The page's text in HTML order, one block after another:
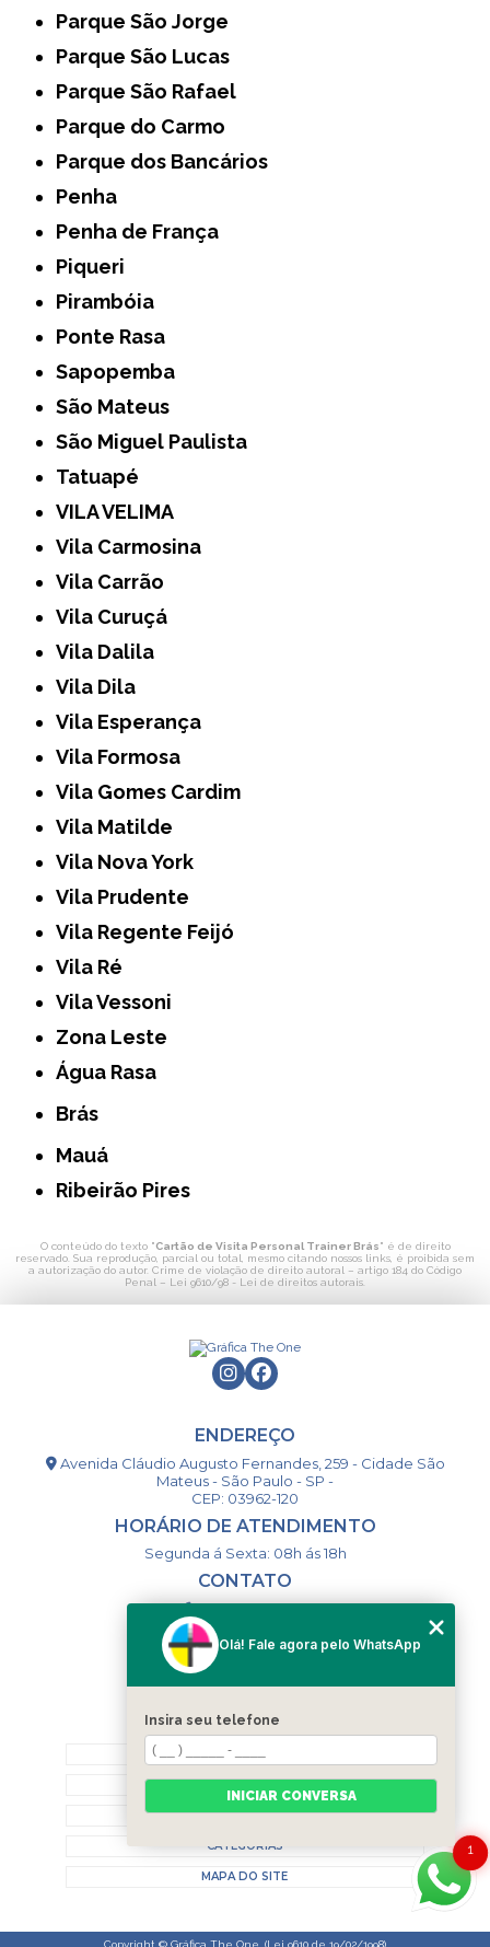
Parque São Jorge
Parque São Lucas
Parque São Rafael
Parque do Carmo
Parque dos Bancários
Penha
Penha de França
Piqueri
Pirambóia
Ponte Rasa
Sapopemba
São Mateus
São Miguel Paulista
Tatuapé
VILA VELIMA
Vila Carmosina
Vila Carrão
Vila Curuçá
Vila Dalila
Vila Dila
Vila Esperança
Vila Formosa
Vila Gomes Cardim
Vila Matilde
Vila Nova York
Vila Prudente
Vila Regente Feijó
Vila Ré
Vila Vessoni
Zona Leste
Água Rasa
Brás
Mauá
Ribeirão Pires
O conteúdo do texto "Cartão de Visita Personal Trainer Brás" é de direito
reservado. Sua reprodução, parcial ou total, mesmo citando nossos links, é proibida sem
a autorização do autor. Crime de violação de direito autoral – artigo 184 do Código
Penal – Lei 9610/98 - Lei de direitos autorais.
ENDEREÇO
Avenida Cláudio Augusto Fernandes, 259 - Cidade São
Mateus - São Paulo - SP -
CEP: 03962-120
HORÁRIO DE ATENDIMENTO
Segunda á Sexta: 08h ás 18h
CONTATO
(11) 98994-1867
(11) 98993-9556
togsm1@gmail.com
MENU
HOME
CONTATO
CATEGORIAS
MAPA DO SITE
1
Olá! Fale agora pelo WhatsApp
Insira seu telefone
INICIAR CONVERSA